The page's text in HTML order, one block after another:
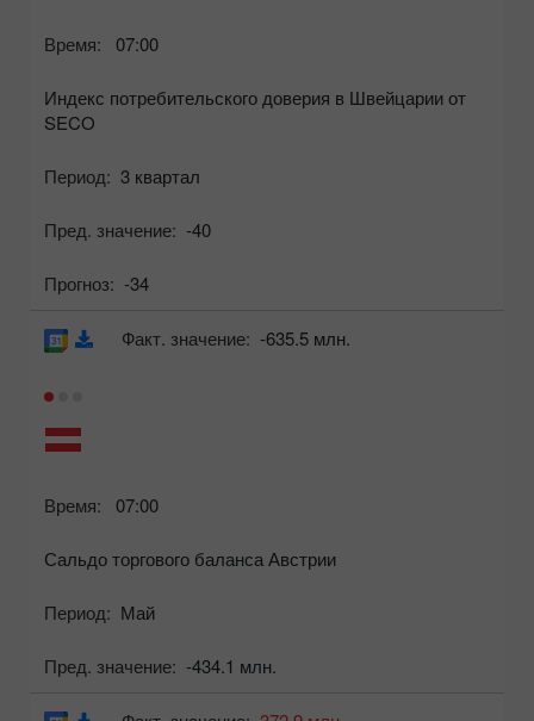
Время: 07:00
Индекс потребительского доверия в Швейцарии от
SECO
Период: 3 квартал
Пред. значение: -40
Прогноз: -34
Время: 07:00
Сальдо торгового баланса Австрии
Период: Май
Пред. значение: -434.1 млн.
Факт. значение: -635.5 млн.